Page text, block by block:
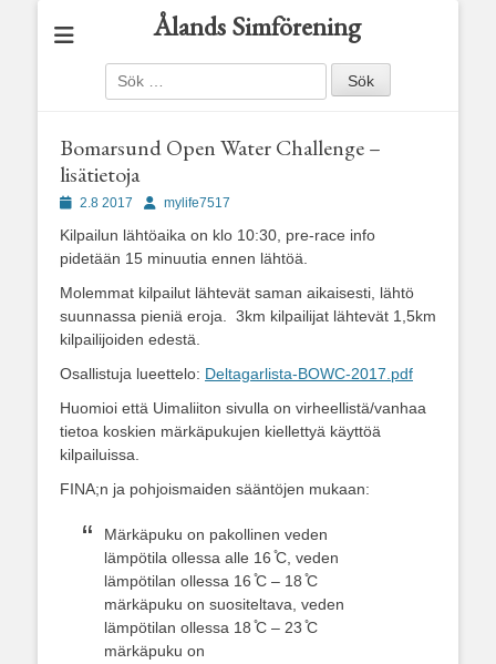
Ålands Simförening
Sök
efter:
Bomarsund Open Water Challenge –
lisätietoja
Publicerad
2.8 2017 Författare
mylife7517
Kilpailun lähtöaika on klo 10:30, pre-race info
pidetään 15 minuutia ennen lähtöä.
Molemmat kilpailut lähtevät saman aikaisesti, lähtö
suunnassa pieniä eroja. 3km kilpailijat lähtevät 1,5km
kilpailijoiden edestä.
Osallistuja lueettelo: Deltagarlista-BOWC-2017.pdf
Huomioi että Uimaliiton sivulla on virheellistä/vanhaa
tietoa koskien märkäpukujen kiellettyä käyttöä
kilpailuissa.
FINA;n ja pohjoismaiden sääntöjen mukaan:
Märkäpuku on pakollinen veden
lämpötila ollessa alle 16 ̊C, veden
lämpötilan ollessa 16 ̊C – 18 ̊C
märkäpuku on suositeltava, veden
lämpötilan ollessa 18 ̊C – 23 ̊C
märkäpuku on